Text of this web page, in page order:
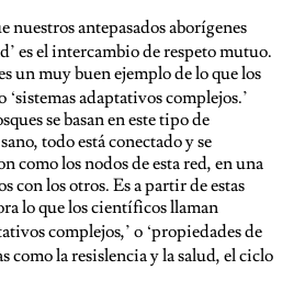
nuestros antepasados ​​aborígenes
es el intercambio de respeto mutuo.
un muy buen ejemplo de lo que los
adaptativos complejos.’
se basan en este tipo de
todo está conectado y se
como los nodos de esta red, en una
con los otros. Es a partir de estas
lo que los científicos llaman
complejos,’ o ‘propiedades de
como la resislencia y la salud, el ciclo